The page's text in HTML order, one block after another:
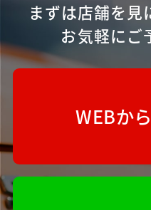
まずは店舗を見
お気軽にご
WEBか